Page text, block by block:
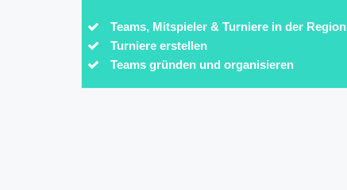
Teams, Mitspieler & Turniere in der Region
Turniere erstellen
Teams gründen und organisieren